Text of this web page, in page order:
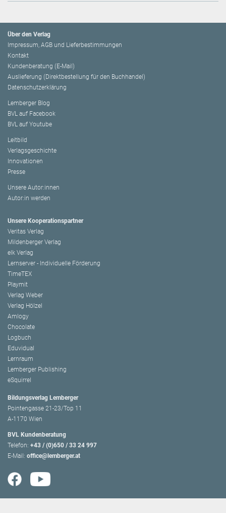
Über den Verlag
Impressum, AGB und Lieferbestimmungen
Kontakt
Kundenberatung (E-Mail)
Auslieferung (Direktbestellung für den Buchhandel)
Datenschutzerklärung
Lemberger Blog
BVL auf Facebook
BVL auf Youtube
Leitbild
Verlagsgeschichte
Innovationen
Presse
Unsere Autor:innen
Autor:in werden
Unsere Kooperationspartner
Veritas Verlag
Mildenberger Verlag
elk Verlag
Lernserver - Individuelle Förderung
TimeTEX
Playmit
Verlag Weber
Verlag Hölzel
Amlogy
Chocolate
Logbuch
Eduvidual
Lernraum
Lemberger Publishing
eSquirrel
Bildungsverlag Lemberger
Pointengasse 21-23/Top 11
A-1170 Wien
BVL Kundenberatung
Telefon: +43 / (0)650 / 33 24 997
E-Mail: office@lemberger.at